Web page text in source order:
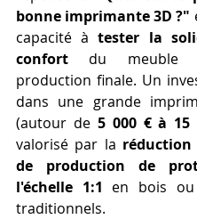
bonne imprimante 3D ?"
capacité à tester la
confort du meuble
production finale. Un
dans une grande
(autour de 5 000 € à 15
valorisé par la réduction
de production de
l'échelle 1:1 en bois
traditionnels.